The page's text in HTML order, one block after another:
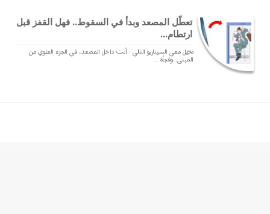
تعطّل المصعد وبدأ في السقوط.. فهل القفز قبل
ارتطام...
تخيّل معي السيناريو التالي : أنت داخل المصعد، في الجزء العلوي من
المبنى. وفجأة ...